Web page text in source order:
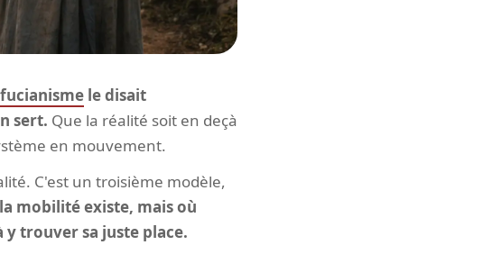
le disait
sert. Que la réalité soit en deçà
en mouvement.
C'est un troisième modèle,
mobilité existe, mais où
y trouver sa juste place.